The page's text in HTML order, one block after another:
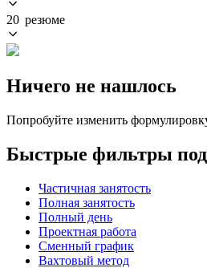
20 резюме
Ничего не нашлось
Попробуйте изменить
Быстрые фильтры
Частичная занятость
Полная занятость
Полный день
Проектная работа
Сменный график
Вахтовый метод